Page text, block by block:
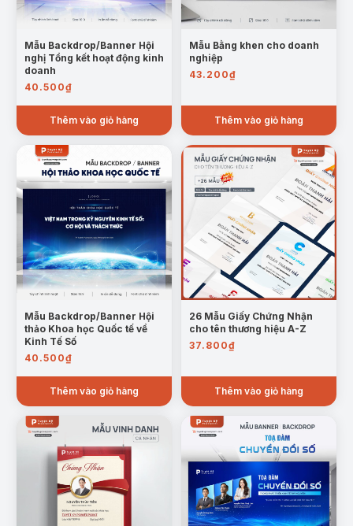
Mẫu Backdrop/Banner Hội
nghị Tổng kết hoạt động kinh
doanh
40.500₫
Thêm vào giỏ hàng
Mẫu Bằng khen cho doanh
nghiệp
43.200₫
Thêm vào giỏ hàng
Mẫu Backdrop/Banner Hội
thảo Khoa học Quốc tế về
Kinh Tế Số
40.500₫
Thêm vào giỏ hàng
26 Mẫu Giấy Chứng Nhận
cho tên thương hiệu A-Z
37.800₫
Thêm vào giỏ hàng